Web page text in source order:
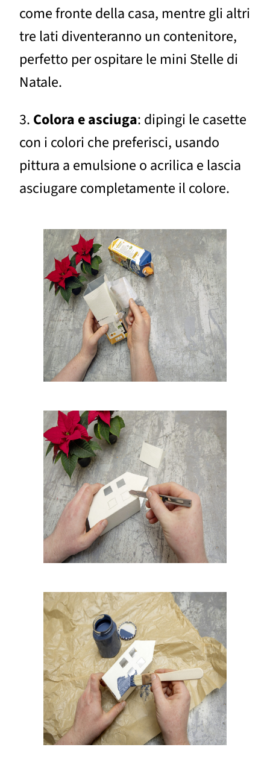
come fronte della casa, mentre gli altri
tre lati diventeranno un contenitore,
perfetto per ospitare le mini Stelle di
Natale.
3. Colora e asciuga: dipingi le casette
con i colori che preferisci, usando
pittura a emulsione o acrilica e lascia
asciugare completamente il colore.